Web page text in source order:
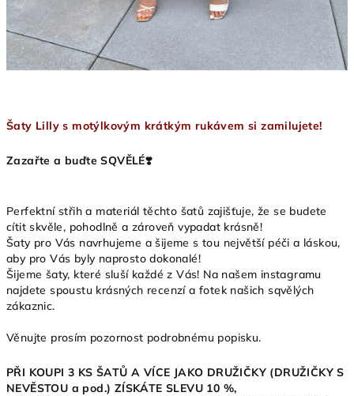
Šaty Lilly s motýlkovým krátkým rukávem si zamilujete!
Zazařte a buďte SQVĚLÉ❣️
Perfektní střih a materiál těchto šatů zajišťuje, že se budete
cítit skvěle, pohodlně a zároveň vypadat krásně!
Šaty pro Vás navrhujeme a šijeme s tou největší péči a láskou,
aby pro Vás byly naprosto dokonalé!
Šijeme šaty, které sluší každé z Vás! Na našem instagramu
najdete spoustu krásných recenzí a fotek našich sqvělých
zákaznic.
Věnujte prosím pozornost podrobnému popisku.
PŘI KOUPI 3 KS ŠATŮ A VÍCE JAKO DRUŽIČKY (DRUŽIČKY S
NEVĚSTOU a pod.) ZÍSKÁTE SLEVU 10 %,